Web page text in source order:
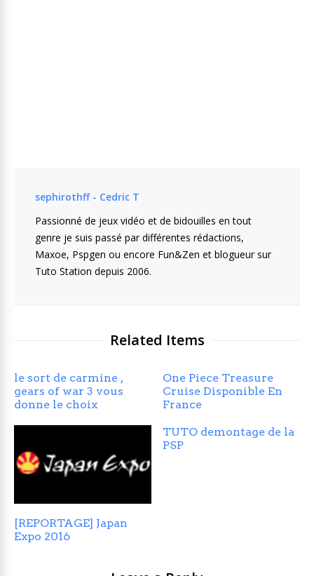
sephirothff - Cedric T
Passionné de jeux vidéo et de bidouilles en tout
genre je suis passé par différentes rédactions,
Maxoe, Pspgen ou encore Fun&Zen et blogueur sur
Tuto Station depuis 2006.
Related Items
le sort de carmine ,
gears of war 3 vous
donne le choix
One Piece Treasure
Cruise Disponible En
France
[REPORTAGE] Japan
Expo 2016
TUTO demontage de la
PSP